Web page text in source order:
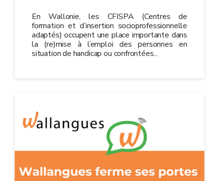
En Wallonie, les CFISPA (Centres de
formation et d’insertion socioprofessionnelle
adaptés) occupent une place importante dans
la (re)mise à l’emploi des personnes en
situation de handicap ou confrontées...